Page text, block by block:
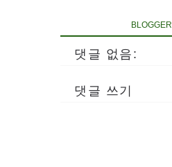
BLOGGER
댓글 없음:
댓글 쓰기